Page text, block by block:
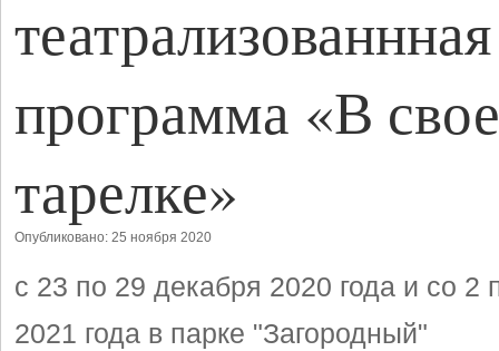
программа «В
тарелке»
Опубликовано: 25 ноября 2020
с 23 по 29 декабря 2020 года и со 2
2021 года в парке "Загородный"